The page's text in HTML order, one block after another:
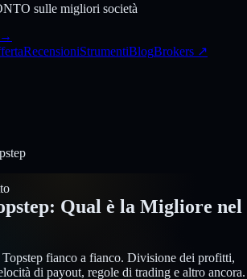
sulle migliori società
→
RecensioniStrumentiBlogBrokers ↗
: Qual è la Migliore nel
fianco a fianco. Divisione dei profitti,
di payout, regole di trading e altro ancora.